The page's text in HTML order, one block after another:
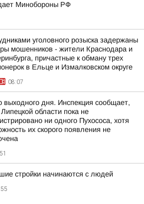
Минобороны РФ
уголовного розыска задержаны
мошенников - жители Краснодара и
причастные к обману трех
в Ельце и Измалковском округе
08:07
дня. Инспекция сообщает,
области пока не
ни одного Пухососа, хотя
их скорого появления не
стройки начинаются с людей